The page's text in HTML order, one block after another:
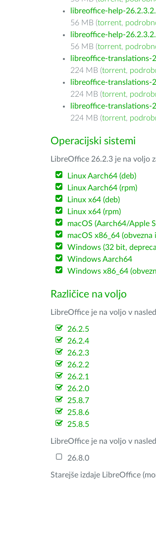
libreoffice-help-
56 MB (torrent,
libreoffice-help-
56 MB (torrent,
libreoffice-translations-
224 MB (torrent,
libreoffice-translations-
224 MB (torrent,
libreoffice-translations-
224 MB (torrent,
Operacijski sistemi
LibreOffice 26.2.3 je na voljo
Linux Aarch64 (deb)
Linux Aarch64 (rpm)
Linux x64 (deb)
Linux x64 (rpm)
macOS (Aarch64/Apple
macOS x86_64
Windows (32 bit,
Windows Aarch64
Windows x86_64
Različice na voljo
LibreOffice je na voljo v
26.2.5
26.2.4
26.2.3
26.2.2
26.2.1
26.2.0
25.8.7
25.8.6
25.8.5
LibreOffice je na voljo v
26.8.0
Starejše izdaje LibreOffice